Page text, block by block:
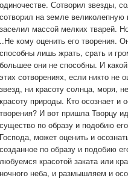
одиночестве. Сотворил звезды,
сотворил на земле великолепную
заселил массой мелких тварей.
..Не кому оценить его творения.
способны лишь жрать, срать и
большее они не способны. И
этих сотворениях, если никто не
звезд, ни красоту солнца, моря,
красоту природы. Кто осознает и
творения? И вот пришла Творцу
существо по образу и подобию
Господа, может оценить и
созданное по образу и подобию
любуемся красотой заката или
ночного неба, и размышляем и